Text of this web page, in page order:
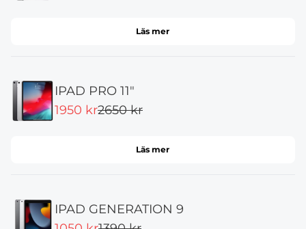
Läs mer
IPAD PRO 11"
1950 kr2650 kr
Läs mer
IPAD GENERATION 9